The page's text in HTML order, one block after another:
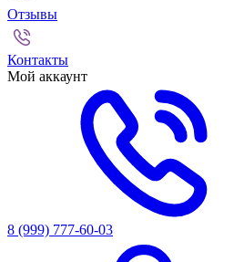
Отзывы
Контакты
Мой аккаунт
8 (999) 777-60-03